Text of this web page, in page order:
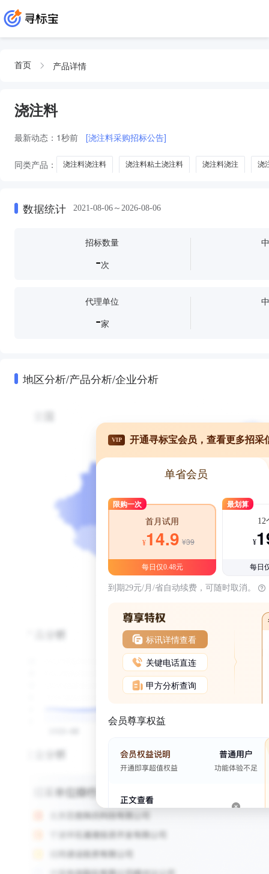
首页 产品详情
浇注料
最新动态： 1秒前 [浇注料采购招标公告]
同类产品： 浇注料浇注料 浇注料粘土浇注料 浇注料浇注 浇
数据统计 2021-08-06～2026-08-06
招标数量
-次
代理单位
-家
地区分析/产品分析/企业分析
VIP 开通寻标宝会员，查看更多招采
单省会员
限购一次
首月试用
¥14.9 ¥39
每日仅0.48元
最划算
12
¥
每日
到期29元/月/省自动续费，可随时取消。
标讯详情查看
关键电话直连
甲方分析查询
会员尊享权益